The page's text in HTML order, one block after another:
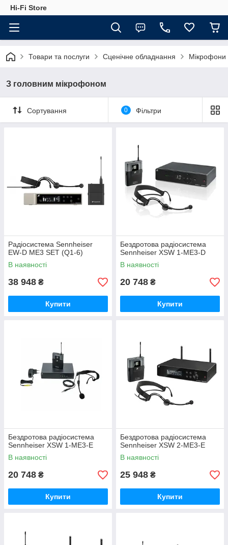
Hi-Fi Store
Товари та послуги Сценічне обладнання Мікрофони
З головним мікрофоном
Сортування 0 Фільтри
Радіосистема Sennheiser
EW-D ME3 SET (Q1-6)
В наявності
38 948 ₴
Купити
Бездротова радіосистема
Sennheiser XSW 1-ME3-D
В наявності
20 748 ₴
Купити
Бездротова радіосистема
Sennheiser XSW 1-ME3-E
В наявності
20 748 ₴
Купити
Бездротова радіосистема
Sennheiser XSW 2-ME3-E
В наявності
25 948 ₴
Купити